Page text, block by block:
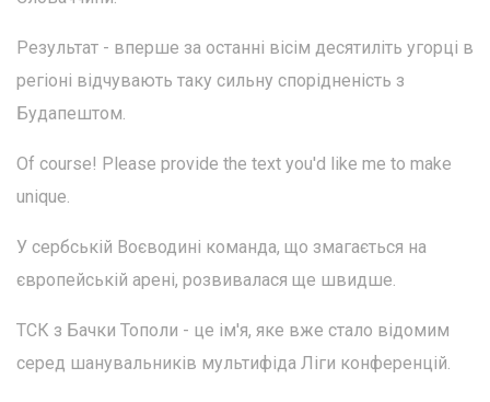
Результат - вперше за останні вісім десятиліть угорці в
регіоні відчувають таку сильну спорідненість з
Будапештом.
Of course! Please provide the text you'd like me to make
unique.
У сербській Воєводині команда, що змагається на
європейській арені, розвивалася ще швидше.
ТСК з Бачки Тополи - це ім'я, яке вже стало відомим
серед шанувальників мультифіда Ліги конференцій.